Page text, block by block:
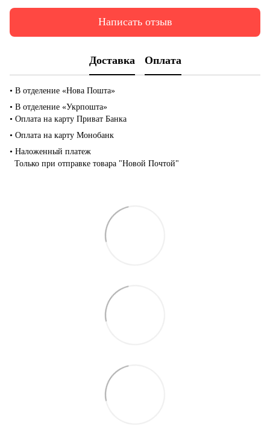
Написать отзыв
Доставка Оплата
• В отделение «Нова Пошта»
• В отделение «Укрпошта»
• Оплата на карту Приват Банка
• Оплата на карту Монобанк
• Наложенный платеж
Только при отправке товара "Новой Почтой"